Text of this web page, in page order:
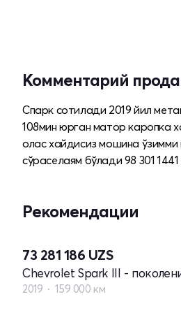
Комментарий
Спарк сотилади 2019 йил
108мин юрган матор каропка
олас хайдисиз мошина
сўраселаям бўлади 98 301
Рекомендации
73 281 186 UZS
Chevrolet Spark III -
2019 159 000 км